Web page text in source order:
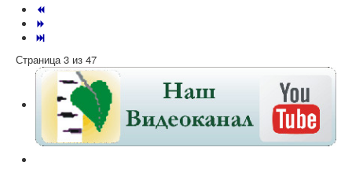
Страница 3 из 47